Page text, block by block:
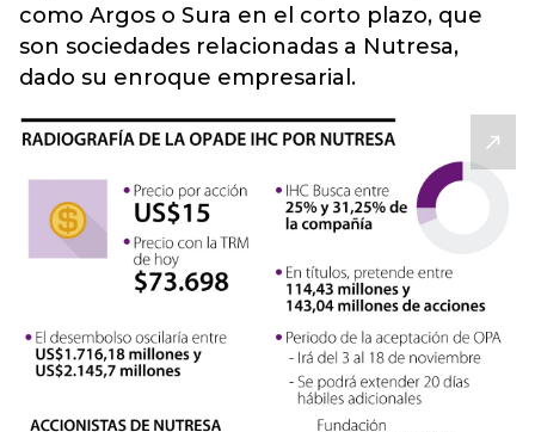
como Argos o Sura en el corto plazo, que
son sociedades relacionadas a Nutresa,
dado su enroque empresarial.